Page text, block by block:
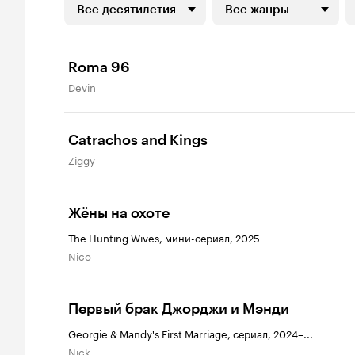
Все десятилетия Все жанры
Roma 96
Devin
Catrachos and Kings
Ziggy
Жёны на охоте
The Hunting Wives, мини-сериал, 2025
Nico
Первый брак Джорджи и Мэнди
Georgie & Mandy's First Marriage, сериал, 2024–...
Nick